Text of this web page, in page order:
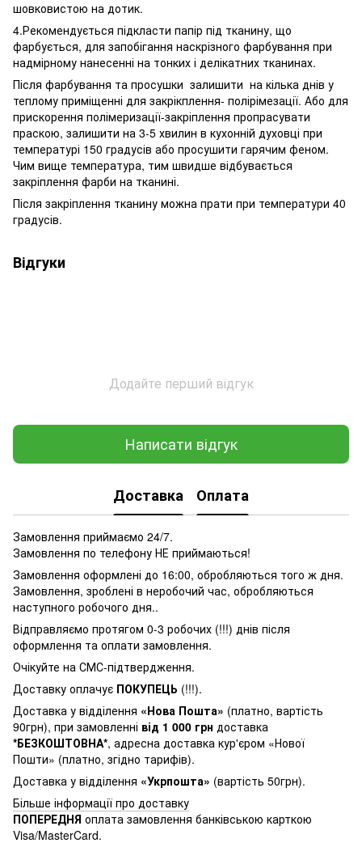
шовковистою на дотик.
4.Рекомендується підкласти папір під тканину, що
фарбується, для запобігання наскрізного фарбування при
надмірному нанесенні на тонких і делікатних тканинах.
Після фарбування та просушки залишити на кілька днів у
теплому приміщенні для закрікплення- полірімезації. Або для
прискорення полімеризації-закріплення пропрасувати
праскою, залишити на 3-5 хвилин в кухонній духовці при
температурі 150 градусів або просушити гарячим феном.
Чим вище температура, тим швидше відбувається
закріплення фарби на тканині.
Після закріплення тканину можна прати при температури 40
градусів.
Відгуки
Додайте перший відгук
Написати відгук
Доставка Оплата
Замовлення приймаємо 24/7.
Замовлення по телефону НЕ приймаються!
Замовлення оформлені до 16:00, обробляються того ж дня.
Замовлення, зроблені в неробочий час, обробляються
наступного робочого дня..
Відправляємо протягом 0-3 робочих (!!!) днів після
оформлення та оплати замовлення.
Очікуйте на СМС-підтвердження.
Доставку оплачує ПОКУПЕЦЬ (!!!).
Доставка у відділення «Нова Пошта» (платно, вартість
90грн), при замовленні від 1 000 грн доставка
*БЕЗКОШТОВНА*, адресна доставка кур'єром «Нової
Пошти» (платно, згідно тарифів).
Доставка у відділення «Укрпошта» (вартість 50грн).
Більше інформації про доставку
ПОПЕРЕДНЯ оплата замовлення банківською карткою
Visa/MasterCard.